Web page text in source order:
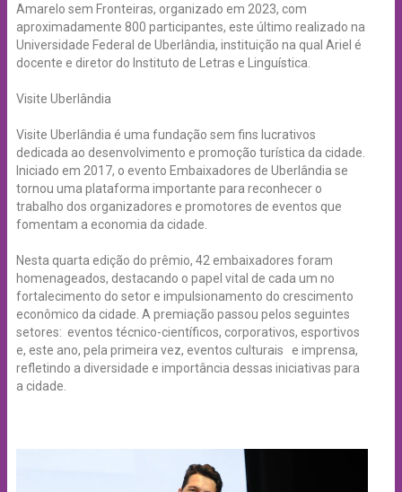
Amarelo sem Fronteiras, organizado em 2023, com
aproximadamente 800 participantes, este último realizado na
Universidade Federal de Uberlândia, instituição na qual Ariel é
docente e diretor do Instituto de Letras e Linguística.
Visite Uberlândia
Visite Uberlândia é uma fundação sem fins lucrativos
dedicada ao desenvolvimento e promoção turística da cidade.
Iniciado em 2017, o evento Embaixadores de Uberlândia se
tornou uma plataforma importante para reconhecer o
trabalho dos organizadores e promotores de eventos que
fomentam a economia da cidade.
Nesta quarta edição do prêmio, 42 embaixadores foram
homenageados, destacando o papel vital de cada um no
fortalecimento do setor e impulsionamento do crescimento
econômico da cidade. A premiação passou pelos seguintes
setores: eventos técnico-científicos, corporativos, esportivos
e, este ano, pela primeira vez, eventos culturais e imprensa,
refletindo a diversidade e importância dessas iniciativas para
a cidade.